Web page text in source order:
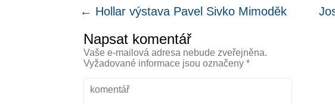
← Hollar výstava Pavel Sivko Mimoděk
Napsat komentář
Vaše e-mailová adresa nebude zveřejněna.
Vyžadované informace jsou označeny*